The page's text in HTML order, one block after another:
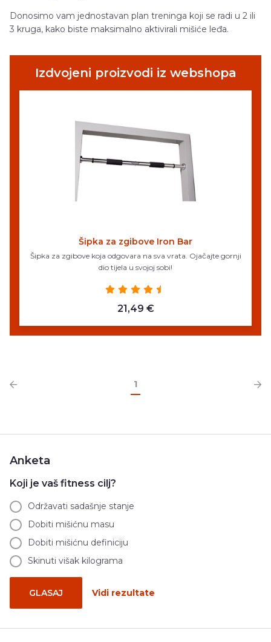
Donosimo vam jednostavan plan treninga koji se radi u 2 ili
3 kruga, kako biste maksimalno aktivirali mišiće leđa.
Izdvojeni proizvodi iz webshopa
Šipka za zgibove Iron Bar
Šipka za zgibove koja odgovara na sva vrata. Ojačajte gornji
dio tijela u svojoj sobi!
21,49 €
1
Anketa
Koji je vaš fitness cilj?
Održavati sadašnje stanje
Dobiti mišićnu masu
Dobiti mišićnu definiciju
Skinuti višak kilograma
GLASAJ Vidi rezultate